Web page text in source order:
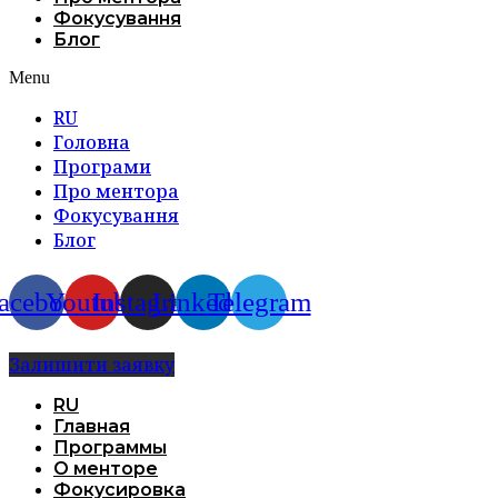
Фокусування
Блог
Menu
RU
Головна
Програми
Про ментора
Фокусування
Блог
YoutubeInstagramLinkedinTelegram
Залишити заявку
RU
Главная
Программы
О менторе
Фокусировка